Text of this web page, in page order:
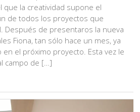
que la creatividad supone el
de todos los proyectos que
Después de presentaros la nueva
Fiona, tan sólo hace un mes, ya
el próximo proyecto. Esta vez le
campo de […]